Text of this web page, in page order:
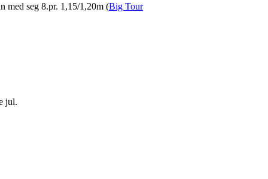
med seg 8.pr. 1,15/1,20m (Big Tour
jul.